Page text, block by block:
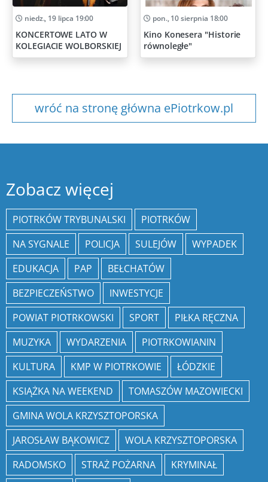
niedz., 19 lipca 19:00
KONCERTOWE LATO W
KOLEGIACIE WOLBORSKIEJ
pon., 10 sierpnia 18:00
Kino Konesera "Historie
równoległe"
wróć na stronę główna ePiotrkow.pl
Zobacz więcej
PIOTRKÓW TRYBUNALSKI
PIOTRKÓW
NA SYGNALE
POLICJA SULEJÓW
WYPADEK
EDUKACJA
PAP
BEŁCHATÓW
BEZPIECZEŃSTWO
INWESTYCJE
POWIAT PIOTRKOWSKI
SPORT
PIŁKA RĘCZNA
MUZYKA
WYDARZENIA
PIOTRKOWIANIN
KULTURA
KMP W PIOTRKOWIE
ŁÓDZKIE
KSIĄŻKA NA WEEKEND
TOMASZÓW MAZOWIECKI
GMINA WOLA KRZYSZTOPORSKA
JAROSŁAW BĄKOWICZ
WOLA KRZYSZTOPORSKA
RADOMSKO
STRAŻ POŻARNA
KRYMINAŁ